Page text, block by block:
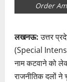
Order
लखनऊ:उत्तर
(Special
नाम कटवाने को
राजनीतिक दलों